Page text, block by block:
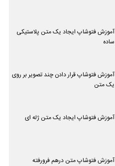
آموزش فتوشاپ ایجاد یک متن پلاستیکی
ساده
آموزش فتوشاپ قرار دادن چند تصویر بر روی
یک متن
آموزش فتوشاپ ایجاد یک متن ژله ای
آموزش فتوشاپ متن درهم فرورفته